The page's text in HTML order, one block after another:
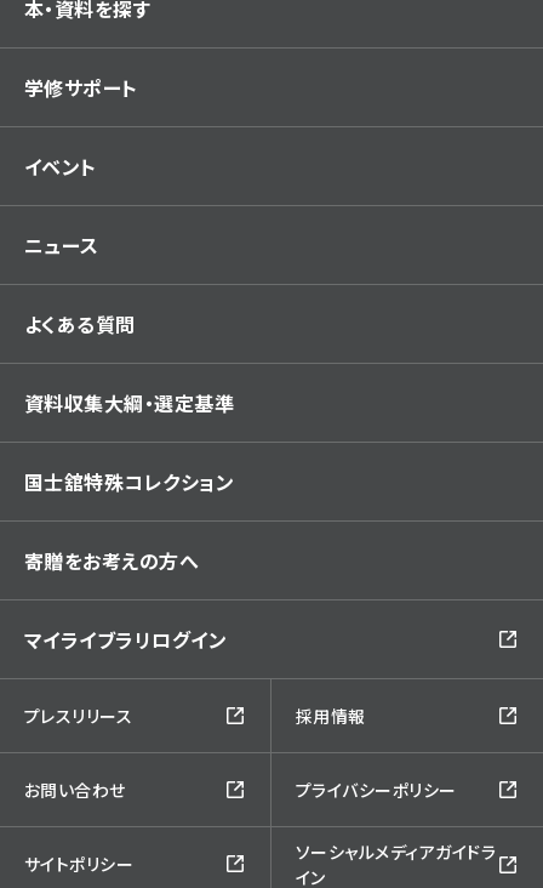
本・資料を探す
学修サポート
イベント
ニュース
よくある質問
資料収集大綱・選定基準
国士舘特殊コレクション
寄贈をお考えの方へ
マイライブラリログイン
プレスリリース 採用情報
お問い合わせ プライバシーポリシー
サイトポリシー
ソーシャルメディアガイドラ
イン